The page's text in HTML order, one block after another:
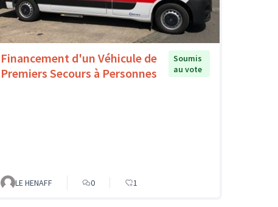
Financement d'un Véhicule de
Premiers Secours à Personnes
Soumis
au vote
LE HENAFF 0 1